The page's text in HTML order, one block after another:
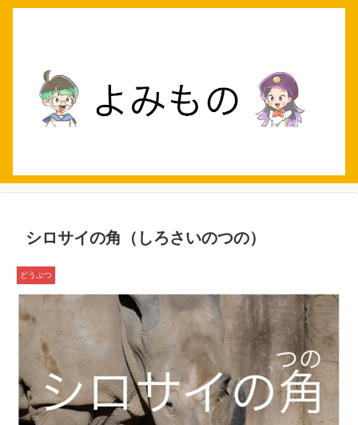
シロサイの角（しろさいのつの）
どうぶつ